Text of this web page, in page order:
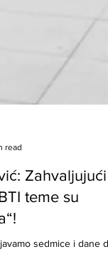
read
Zahvaljujući
teme su